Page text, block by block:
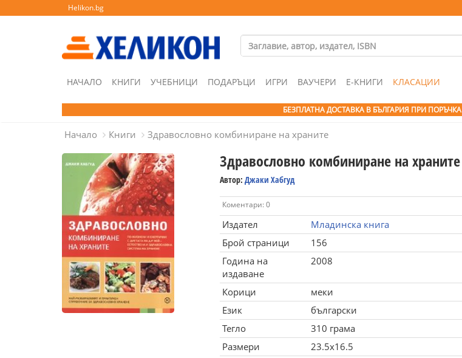
Helikon.bg
НАЧАЛО КНИГИ УЧЕБНИЦИ ПОДАРЪЦИ ИГРИ ВАУЧЕРИ Е-КНИГИ КЛАСАЦИИ
БЕЗПЛАТНА ДОСТАВКА В БЪЛГАРИЯ ПРИ ПОРЪЧКА
Начало Книги Здравословно комбиниране на храните
Здравословно комбиниране на храните
Автор: Джаки Хабгуд
Коментари: 0
Издател
Младинска книга
Брой страници
156
Година на
издаване
2008
Корици
меки
Език
български
Тегло
310 грама
Размери
23.5x16.5